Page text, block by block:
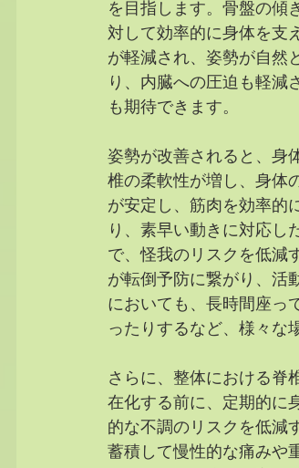
を目指します。骨盤の傾
対して効率的に身体を支
が軽減され、姿勢が自然
り、内臓への圧迫も軽減
も期待できます。
姿勢が改善されると、身
椎の柔軟性が増し、身体
が安定し、筋肉を効率的
り、素早い動きに対応し
で、怪我のリスクを低減
が転倒予防に繋がり、活
においても、長時間座っ
ったりするなど、様々な
さらに、整体における脊
在化する前に、定期的に
的な不調のリスクを低減
蓄積して慢性的な痛みや